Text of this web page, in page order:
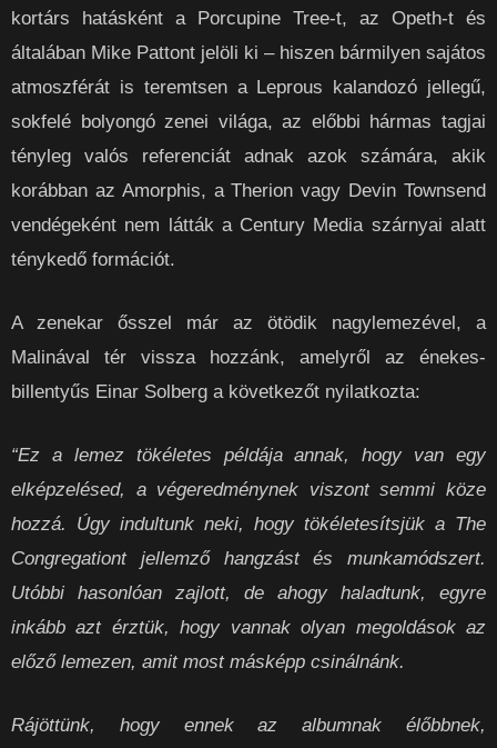
kortárs hatásként a Porcupine Tree-t, az Opeth-t és
általában Mike Pattont jelöli ki – hiszen bármilyen sajátos
atmoszférát is teremtsen a Leprous kalandozó jellegű,
sokfelé bolyongó zenei világa, az előbbi hármas tagjai
tényleg valós referenciát adnak azok számára, akik
korábban az Amorphis, a Therion vagy Devin Townsend
vendégeként nem látták a Century Media szárnyai alatt
ténykedő formációt.
A zenekar ősszel már az ötödik nagylemezével, a
Malinával tér vissza hozzánk, amelyről az énekes-
billentyűs Einar Solberg a következőt nyilatkozta:
“Ez a lemez tökéletes példája annak, hogy van egy
elképzelésed, a végeredménynek viszont semmi köze
hozzá. Úgy indultunk neki, hogy tökéletesítsjük a The
Congregationt jellemző hangzást és munkamódszert.
Utóbbi hasonlóan zajlott, de ahogy haladtunk, egyre
inkább azt érztük, hogy vannak olyan megoldások az
előző lemezen, amit most másképp csinálnánk.
Rájöttünk, hogy ennek az albumnak élőbbnek,